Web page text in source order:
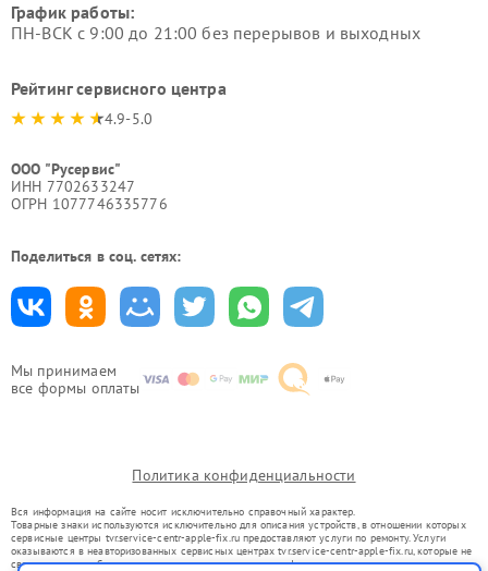
Мы принимаем
все формы оплаты
График работы:
ПН-ВСК с 9:00 до 21:00 без перерывов и выходных
Рейтинг сервисного центра
4.9-5.0
ООО "Русервис"
ИНН 7702633247
ОГРН 1077746335776
Поделиться в соц. сетях:
Политика конфиденциальности
Вся информация на сайте носит исключительно справочный характер.
Товарные знаки используются исключительно для описания устройств, в отношении которых
сервисные центры tvr.service-centr-apple-fix.ru предоставляют услуги по ремонту. Услуги
оказываются в неавторизованных сервисных центрах tvr.service-centr-apple-fix.ru, которые не
связаны с правообладателями товарных знаков или их официальными представителями.